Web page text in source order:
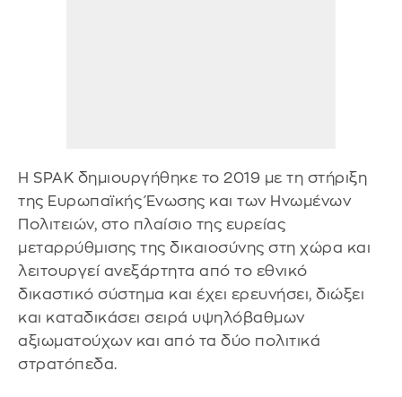
Η SPAK δημιουργήθηκε το 2019 με τη στήριξη
της Ευρωπαϊκής Ένωσης και των Ηνωμένων
Πολιτειών, στο πλαίσιο της ευρείας
μεταρρύθμισης της δικαιοσύνης στη χώρα και
λειτουργεί ανεξάρτητα από το εθνικό
δικαστικό σύστημα και έχει ερευνήσει, διώξει
και καταδικάσει σειρά υψηλόβαθμων
αξιωματούχων και από τα δύο πολιτικά
στρατόπεδα.